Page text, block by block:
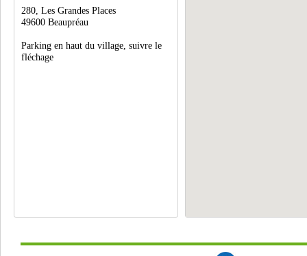
280, Les Grandes Places
49600 Beaupréau
Parking en haut du village, suivre le
fléchage